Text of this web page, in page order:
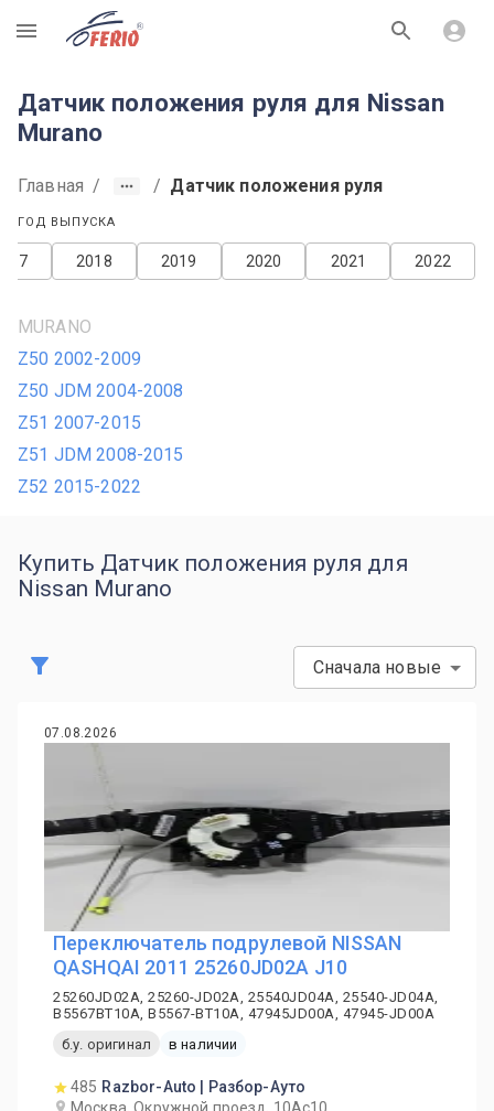
R
Датчик положения руля для Nissan
Murano
Главная / / Датчик положения руля
ГОД ВЫПУСКА
2022
2021
2020
2019
2018
MURANO
Z50 2002-2009
Z50 JDM 2004-2008
Z51 2007-2015
Z51 JDM 2008-2015
Z52 2015-2022
Купить Датчик положения руля для
Nissan Murano
Сначала новые
07.08.2026
Переключатель подрулевой NISSAN
QASHQAI 2011 25260JD02A J10
25260JD02A, 25260-JD02A, 25540JD04A, 25540-JD04A,
B5567BT10A, B5567-BT10A, 47945JD00A, 47945-JD00A
б.у. оригинал
в наличии
485 Razbor-Auto | Разбор-Ауто